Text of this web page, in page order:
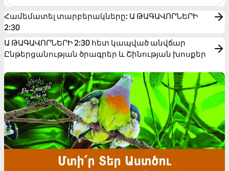
Համեմատել տարբերակները: Ա ԹԱԳԱՎՈՐՆԵՐԻ
2:30
Ա ԹԱԳԱՎՈՐՆԵՐԻ 2:30 հետ կապված անվճար
Ընթերցանության ծրագրեր և Շինության խոսքեր